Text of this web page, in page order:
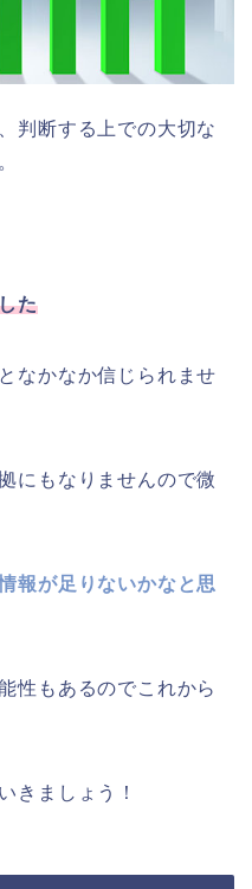
判断する上での大切な
た
なかなか信じられませ
にもなりませんので微
報が足りないかなと思
性もあるのでこれから
きましょう！